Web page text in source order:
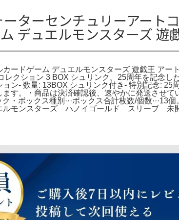
ターセンチュリーアート
デュエルモンスターズ 遊
ードゲーム デュエルモンスターズ 遊戯王 ア
レクション 3 BOX シュリンク。25周年を記念
ョン- 数量: 13BOX シュリンク付き- 特別記念:
ます。・商品は決済確認後、速やかに発送させ
ク・ボックス種別···ボックス合計枚数/個数
ルモンスターズ ハノイゴールド スリーブ 未